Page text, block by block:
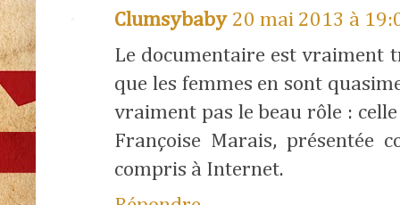
Clumsybaby 20 mai 2013 à
Le documentaire est vraiment
que les femmes en sont
vraiment pas le beau rôle :
Françoise Marais, présentée
compris à Internet.